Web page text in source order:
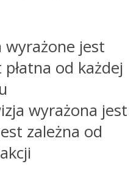
wyrażone jest
płatna od każdej
wyrażona jest
zależna od